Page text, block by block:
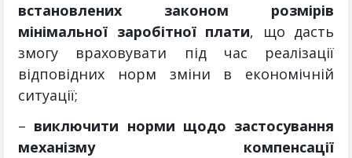
встановлених законом розмірів
мінімальної заробітної плати, що дасть
змогу враховувати під час реалізації
відповідних норм зміни в економічній
ситуації;
– виключити норми щодо застосування
механізму компенсації